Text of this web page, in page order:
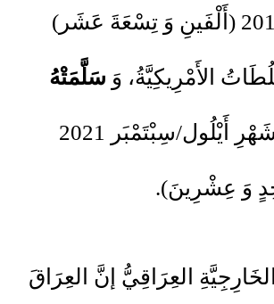
الأَمْرِيكِيَّةُ، وَ سَلَّمَتْهُ
لِلْعِرَاقِ فِي شَهْرِ أَيْلُول/سِبْتَمْبَر 2021
وَ عِشْرِينَ).
العِرَاقِيُّ إنَّ العِرَاقَ